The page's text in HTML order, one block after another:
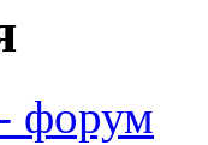
форум